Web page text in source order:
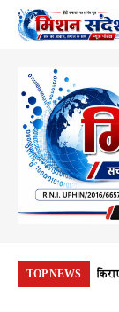
TOP NEWS
1.10 करोड़